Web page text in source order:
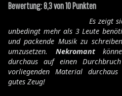
Bewertung: 8,3 von 10 Punkten
Es zeigt
unbedingt mehr als 3 Leute
und packende Musik zu
umzusetzen. Nekromant
durchaus auf einen
vorliegenden Material
gutes Zeug!